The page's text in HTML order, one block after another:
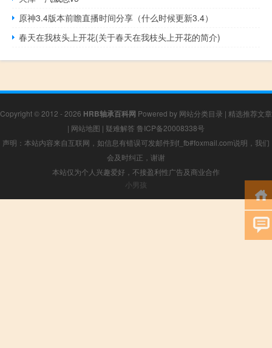
原神3.4版本前瞻直播时间分享（什么时候更新3.4）
春天在我枝头上开花(关于春天在我枝头上开花的简介)
Copyright © 2012 - 2026 HRB轴承百科网 Powered by 网站分类目录 | 精选推荐文章
| 网站地图 | 疑难解答 鲁ICP备20008338号
声明：本站内容来自互联网，如信息有错误可发邮件到f_fb#foxmail.com说明，我们
会及时纠正，谢谢
本站仅为个人兴趣爱好，不接盈利性广告及商业合作
小男孩